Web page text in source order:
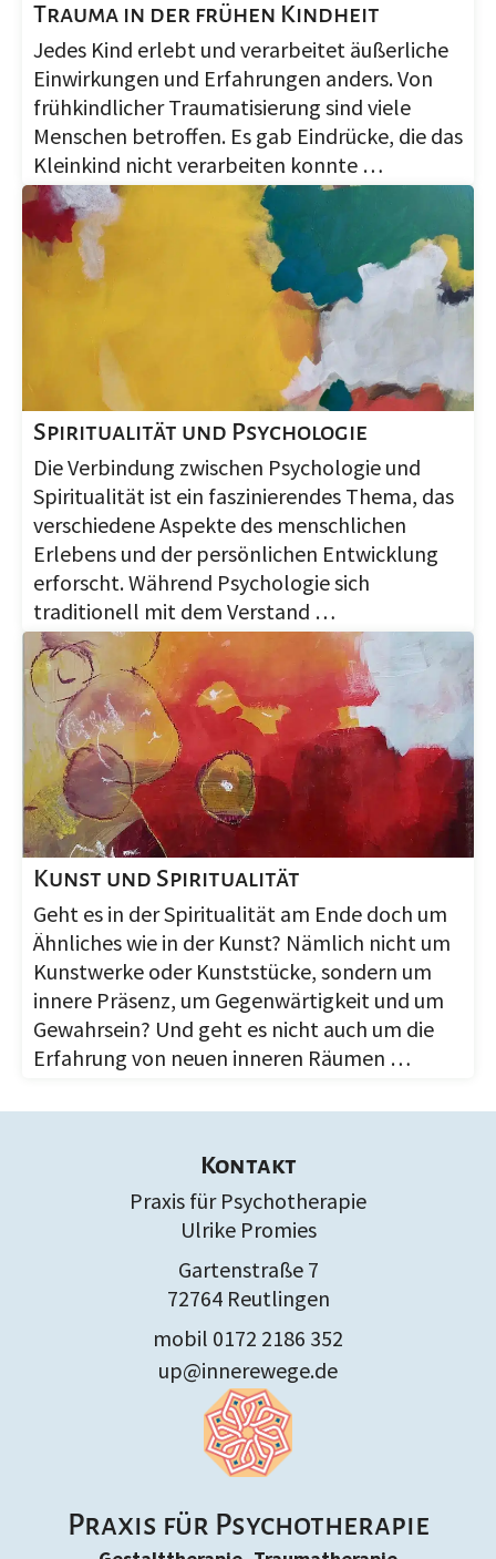
Trauma in der frühen Kindheit
Jedes Kind erlebt und verarbeitet äußerliche
Einwirkungen und Erfahrungen anders. Von
frühkindlicher Traumatisierung sind viele
Menschen betroffen. Es gab Eindrücke, die das
Kleinkind nicht verarbeiten konnte …
Spiritualität und Psychologie
Die Verbindung zwischen Psychologie und
Spiritualität ist ein faszinierendes Thema, das
verschiedene Aspekte des menschlichen
Erlebens und der persönlichen Entwicklung
erforscht. Während Psychologie sich
traditionell mit dem Verstand …
Kunst und Spiritualität
Geht es in der Spiritualität am Ende doch um
Ähnliches wie in der Kunst? Nämlich nicht um
Kunstwerke oder Kunststücke, sondern um
innere Präsenz, um Gegenwärtigkeit und um
Gewahrsein? Und geht es nicht auch um die
Erfahrung von neuen inneren Räumen …
Kontakt
Praxis für Psychotherapie
Ulrike Promies
Gartenstraße 7
72764 Reutlingen
mobil 0172 2186 352
up@innerewege.de
Praxis für Psychotherapie